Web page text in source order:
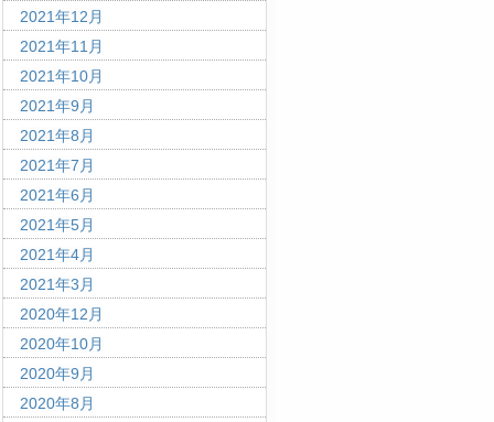
2021年12月
2021年11月
2021年10月
2021年9月
2021年8月
2021年7月
2021年6月
2021年5月
2021年4月
2021年3月
2020年12月
2020年10月
2020年9月
2020年8月